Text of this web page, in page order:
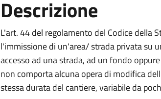
Descrizione
L'art. 44 del regolamento del Codice della
l'immissione di un'area/ strada privata su
accesso ad una strada, ad un fondo
non comporta alcuna opera di modifica
stessa durata del cantiere, variabile da